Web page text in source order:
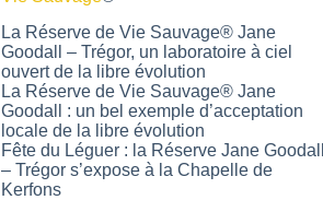
La Réserve de Vie Sauvage® Jane
Goodall – Trégor, un laboratoire à ciel
ouvert de la libre évolution
La Réserve de Vie Sauvage® Jane
Goodall : un bel exemple d’acceptation
locale de la libre évolution
Fête du Léguer : la Réserve Jane Goodall
– Trégor s’expose à la Chapelle de
Kerfons